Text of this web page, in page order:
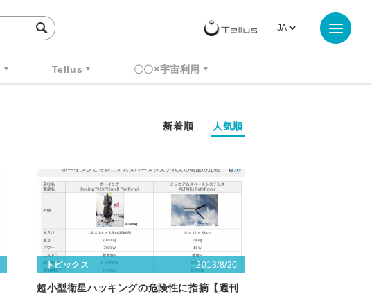
Tellus 〇〇×宇宙利用
新着順 人気順
トピックス 2018/8/20
超小型衛星ハッキングの危険性に指摘【週刊